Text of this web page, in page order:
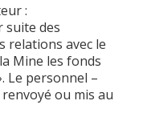
:
suite des
relations avec le
Mine les fonds
Le personnel –
ou mis au